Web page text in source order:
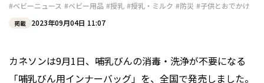
#ベビーニュース #ベビー用品 #授乳 #授乳・ミルク #防災 #子供とおでかけ
掲載 2023年09月04日 11:07
カネソンは9月1日、哺乳びんの消毒・洗浄が不要になる
「哺乳びん用インナーバッグ」を、全国で発売しました。